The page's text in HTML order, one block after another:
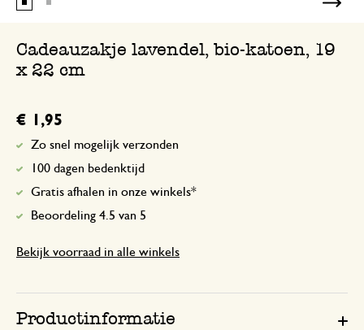
Cadeauzakje lavendel, bio-katoen, 19
x 22 cm
€ 1,95
Zo snel mogelijk verzonden
100 dagen bedenktijd
Gratis afhalen in onze winkels*
Beoordeling 4.5 van 5
Bekijk voorraad in alle winkels
Productinformatie